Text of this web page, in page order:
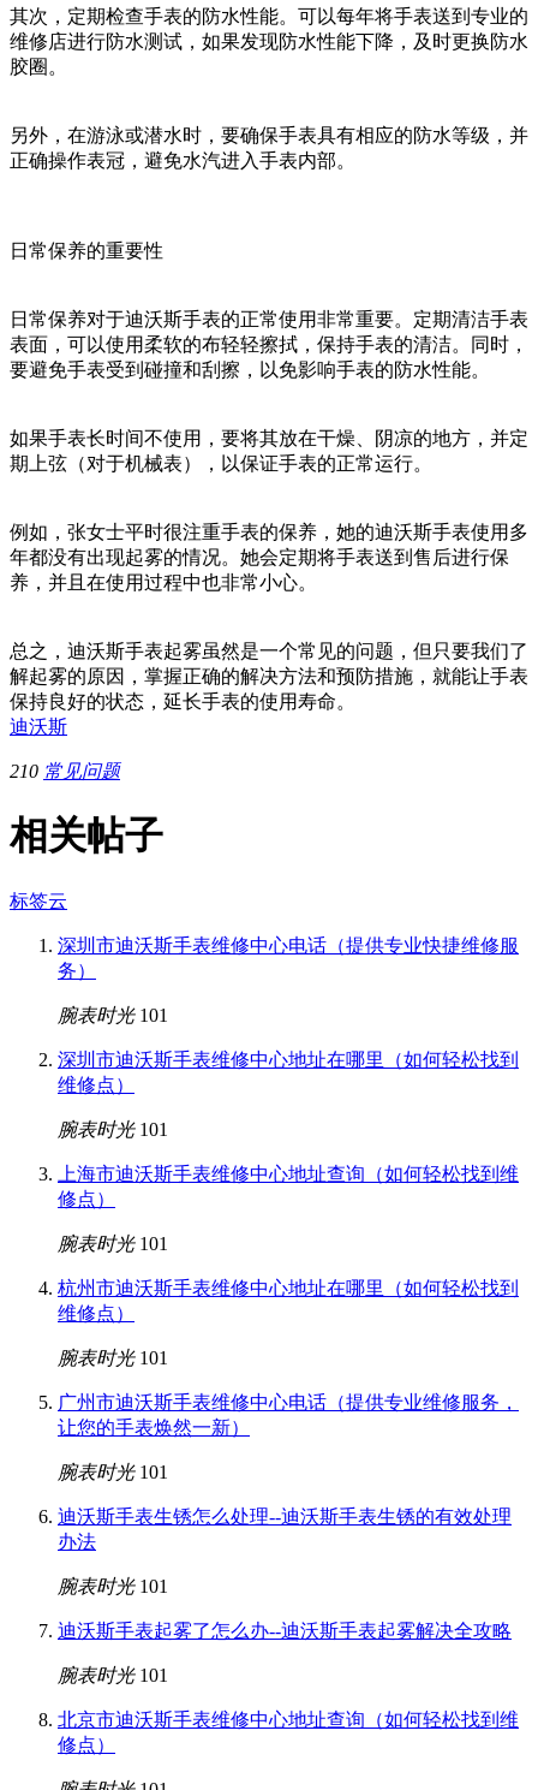
其次，定期检查手表的防水性能。可以每年将手表送到专业的
维修店进行防水测试，如果发现防水性能下降，及时更换防水
胶圈。
另外，在游泳或潜水时，要确保手表具有相应的防水等级，并
正确操作表冠，避免水汽进入手表内部。
日常保养的重要性
日常保养对于迪沃斯手表的正常使用非常重要。定期清洁手表
表面，可以使用柔软的布轻轻擦拭，保持手表的清洁。同时，
要避免手表受到碰撞和刮擦，以免影响手表的防水性能。
如果手表长时间不使用，要将其放在干燥、阴凉的地方，并定
期上弦（对于机械表），以保证手表的正常运行。
例如，张女士平时很注重手表的保养，她的迪沃斯手表使用多
年都没有出现起雾的情况。她会定期将手表送到售后进行保
养，并且在使用过程中也非常小心。
总之，迪沃斯手表起雾虽然是一个常见的问题，但只要我们了
解起雾的原因，掌握正确的解决方法和预防措施，就能让手表
保持良好的状态，延长手表的使用寿命。
迪沃斯
210 常见问题
相关帖子
标签云
深圳市迪沃斯手表维修中心电话（提供专业快捷维修服
务）
腕表时光 101
深圳市迪沃斯手表维修中心地址在哪里（如何轻松找到
维修点）
腕表时光 101
上海市迪沃斯手表维修中心地址查询（如何轻松找到维
修点）
腕表时光 101
杭州市迪沃斯手表维修中心地址在哪里（如何轻松找到
维修点）
腕表时光 101
广州市迪沃斯手表维修中心电话（提供专业维修服务，
让您的手表焕然一新）
腕表时光 101
迪沃斯手表生锈怎么处理--迪沃斯手表生锈的有效处理
办法
腕表时光 101
迪沃斯手表起雾了怎么办--迪沃斯手表起雾解决全攻略
腕表时光 101
北京市迪沃斯手表维修中心地址查询（如何轻松找到维
修点）